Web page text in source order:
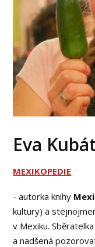
Eva
MEXIKOPEDIE
- autorka knihy
kultury) a
v Mexiku.
a nadšená